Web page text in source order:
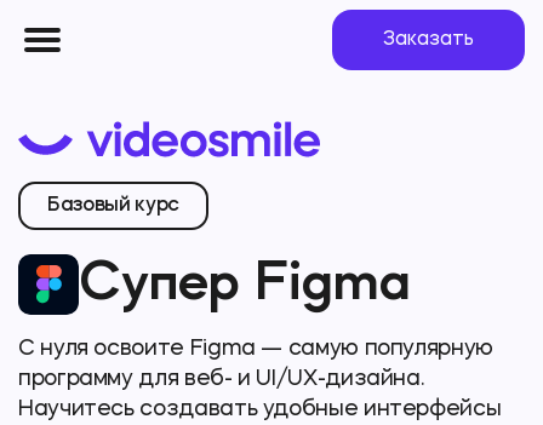
Заказать
Базовый курс
Супер Figma
С нуля освоите Figma — самую популярную
программу для веб- и UI/UX-дизайна.
Научитесь создавать удобные интерфейсы